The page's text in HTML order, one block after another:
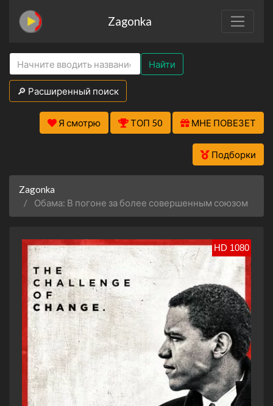
Zagonka
Найти
🔎 Расширенный поиск
Я смотрю ТОП 50 МНЕ ПОВЕЗЕТ
Подборки
Zagonka
Обама: В погоне за более совершенным союзом
HD 1080